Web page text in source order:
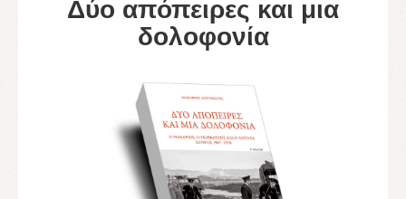
Δύο απόπειρες και μια
δολοφονία